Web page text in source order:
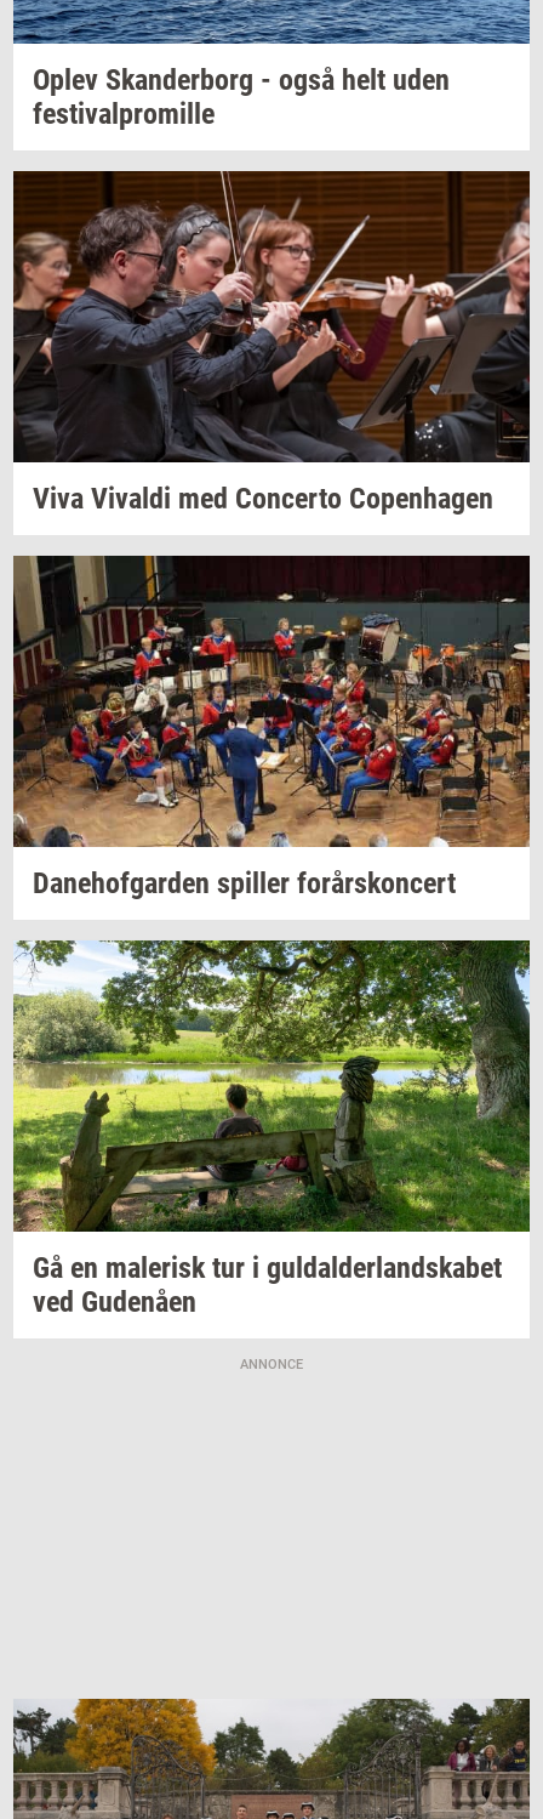
Oplev Skan­der­borg - også helt uden
festi­val­pro­mil­le
Viva Vi­val­di med Con­cer­to Co­pen­ha­gen
Da­ne­hof­gar­den spil­ler for­års­kon­cert
Gå en ma­le­risktur i gul­dal­der­land­ska­bet
ved Gu­denå­en
ANNONCE